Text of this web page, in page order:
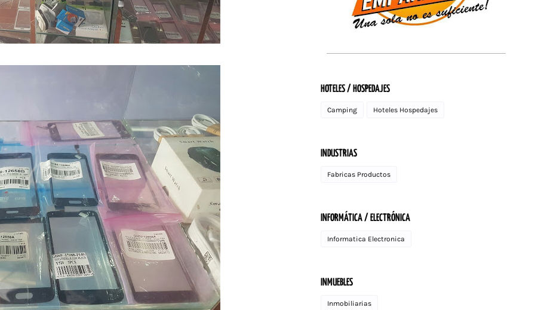
HOTELES / HOSPEDAJES
Camping Hoteles Hospedajes
INDUSTRIAS
Fabricas Productos
INFORMÁTICA / ELECTRÓNICA
Informatica Electronica
INMUEBLES
Inmobiliarias